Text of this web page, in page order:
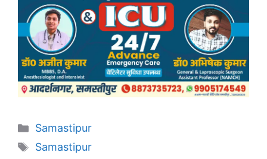
Categories
Samastipur
Tags
Samastipur